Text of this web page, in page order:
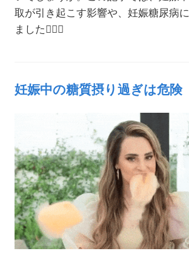
取が引き起こす影響や、妊娠糖尿病
ました💁🏻‍♀️
妊娠中の糖質摂り過ぎは危険